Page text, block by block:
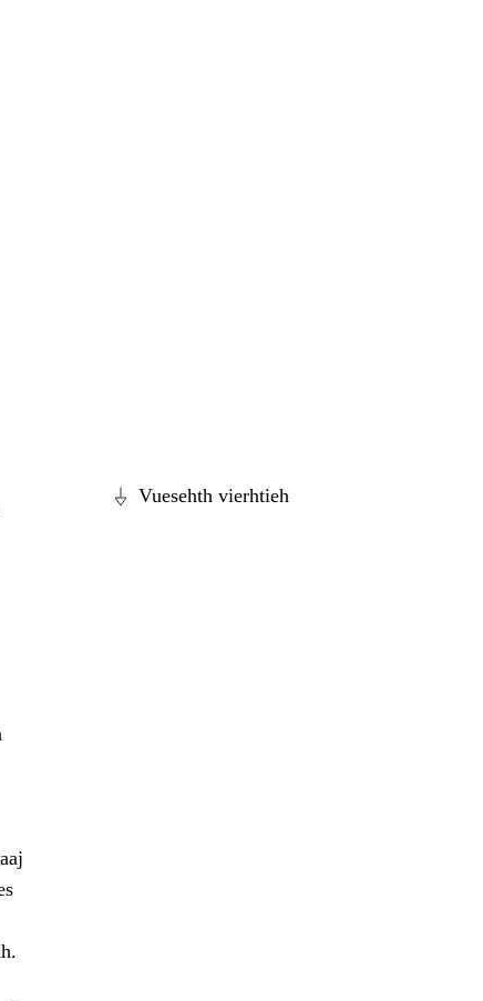
Vuesehth vierhtieh